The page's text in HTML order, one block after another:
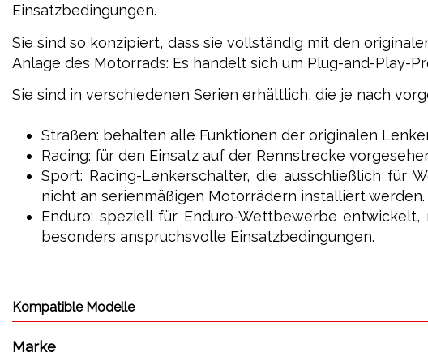
Einsatzbedingungen.
Sie sind so konzipiert, dass sie vollständig mit den
Anlage des Motorrads: Es handelt sich um Plug-and-Play-
Sie sind in verschiedenen Serien erhältlich, die je nach
Straßen: behalten alle Funktionen der originalen
Racing: für den Einsatz auf der Rennstrecke
Sport: Racing-Lenkerschalter, die ausschließlich für
nicht an serienmäßigen Motorrädern installiert werden.
Enduro: speziell für Enduro-Wettbewerbe
besonders anspruchsvolle Einsatzbedingungen.
Kompatible Modelle
Marke